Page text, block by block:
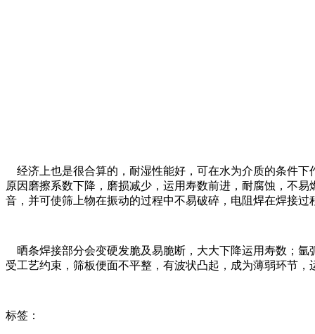
经济上也是很合算的，耐湿性能好，可在水为介质的条件下
原因磨擦系数下降，磨损减少，运用寿数前进，耐腐蚀，不
音，并可使筛上物在振动的过程中不易破碎，电阻焊在焊接
晒条焊接部分会变硬发脆及易脆断，大大下降运用寿数；氩
受工艺约束，筛板便面不平整，有波状凸起，成为薄弱环节
标签：